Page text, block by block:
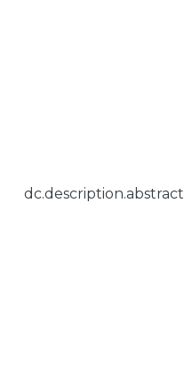
dc.description.abstract